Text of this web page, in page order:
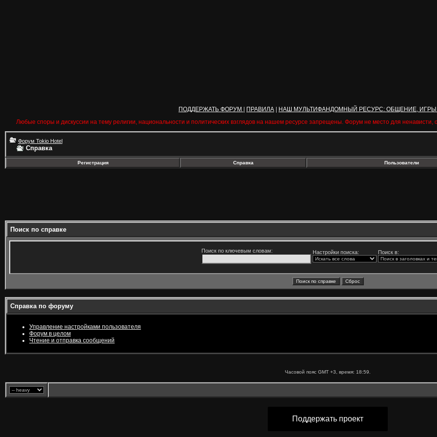
ПОДДЕРЖАТЬ ФОРУМ ПРАВИЛА
НАШ МУЛЬТИФАНДОМНЫЙ РЕСУРС: ОБЩЕНИЕ, ИГРЫ
Любые споры и дискуссии на тему религии, национальности и политических взглядов на нашем ресурсе запрещены. Форум не место для
Форум Tokio Hotel
Справка
Регистрация Справка Пользователи
Поиск по справке
Поиск по ключевым словам: Настройки поиска: Поиск в:
Справка по форуму
Управление настройками пользователя
Форум в целом
Чтение и отправка сообщений
Часовой пояс GMT +3, время: 18:59
Поддержать проект